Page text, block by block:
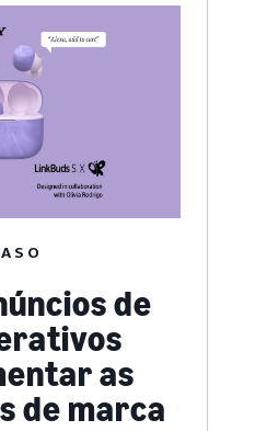
de
as
de marca